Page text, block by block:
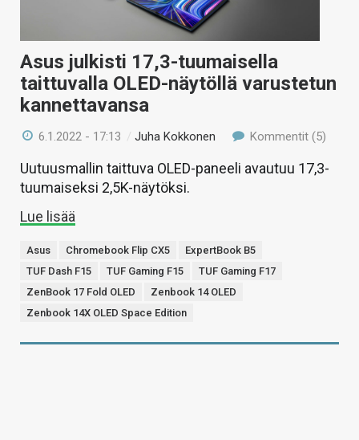
HAKU
Asus julkisti 17,3-tuumaisella
taittuvalla OLED-näytöllä varustetun
kannettavansa
6.1.2022 - 17:13 /Juha Kokkonen Kommentit (5)
Uutuusmallin taittuva OLED-paneeli avautuu 17,3-
tuumaiseksi 2,5K-näytöksi.
Lue lisää
Asus Chromebook Flip CX5
ExpertBook B5
TUF Dash F15
TUF Gaming F15
TUF Gaming F17
ZenBook 17 Fold OLED
Zenbook 14 OLED
Zenbook 14X OLED Space Edition